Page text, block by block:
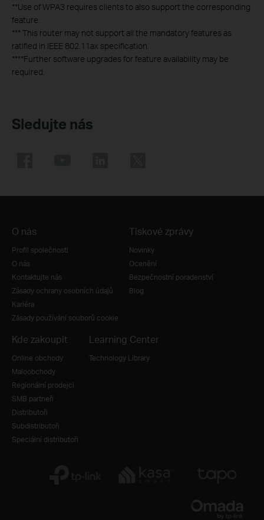
**Use of WPA3 requires clients to also support the corresponding
feature.
*** This router may not support all the mandatory features as
ratified in IEEE 802.11ax specification.
****Further software upgrades for feature availability may be
required.
Sledujte nás
O nás
Profil společnosti
O nás
Kontaktujte nás
Zásady ochrany osobních údajů
Kariéra
Zásady používání souborů cookie
Tiskové zprávy
Novinky
Ocenění
Bezpečnostní poradenství
Blog
Kde zakoupit
Online obchody
Maloobchody
Regionální prodejci
SMB partneři
Distributoři
Subdistributoři
Speciální distributoři
Learning Center
Technology Library